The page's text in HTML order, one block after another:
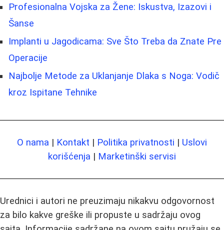
Profesionalna Vojska za Žene: Iskustva, Izazovi i
Šanse
Implanti u Jagodicama: Sve Što Treba da Znate Pre
Operacije
Najbolje Metode za Uklanjanje Dlaka s Noga: Vodič
kroz Ispitane Tehnike
O nama | Kontakt | Politika privatnosti | Uslovi
korišćenja | Marketinški servisi
Urednici i autori ne preuzimaju nikakvu odgovornost
za bilo kakve greške ili propuste u sadržaju ovog